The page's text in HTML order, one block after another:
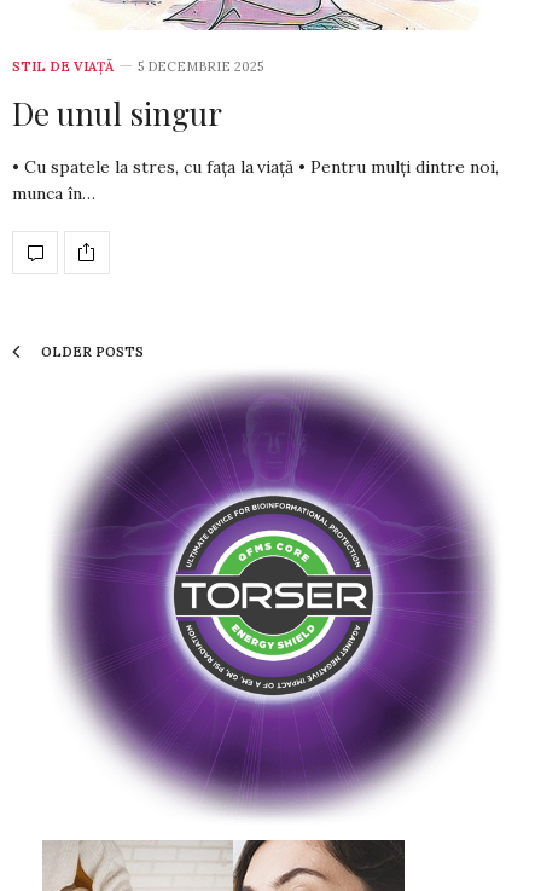
STIL DE VIA­ŢĂ 5 DECEMBRIE 2025
De unul singur
• Cu spatele la stres, cu fața la viață • Pentru mulți dintre noi,
munca în…
OLDER POSTS